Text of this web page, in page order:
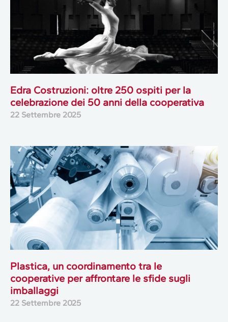
Edra Costruzioni: oltre 250 ospiti per la
celebrazione dei 50 anni della cooperativa
22 Settembre 2025
Plastica, un coordinamento tra le
cooperative per affrontare le sfide sugli
imballaggi
22 Settembre 2025